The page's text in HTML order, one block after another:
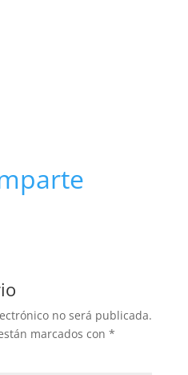
no será publicada.
marcados con *